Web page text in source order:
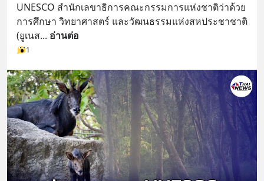
UNESCO สำนักเลขาธิการคณะกรรมการแห่งชาติว่าด้วย
การศึกษา วิทยาศาสตร์ และวัฒนธรรมแห่งสหประชาชาติ
(ยูเนส... อ่านต่อ
1